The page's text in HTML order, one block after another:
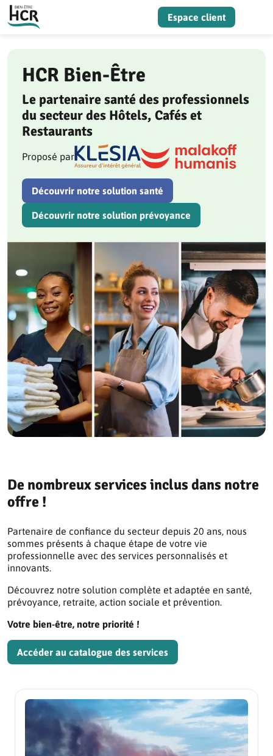
Aller au contenu
Espace client
HCR Bien-Être
Le partenaire santé des professionnels
du secteur des Hôtels, Cafés et
Restaurants
Proposé par
et
Découvrir notre solution santé
Découvrir notre solution prévoyance
De nombreux services inclus dans notre
offre !
Partenaire de confiance du secteur depuis 20 ans, nous
sommes présents à chaque étape de votre vie
professionnelle avec des services personnalisés et
innovants.
Découvrez notre solution complète et adaptée en santé,
prévoyance, retraite, action sociale et prévention.
Votre bien-être, notre priorité !
Accéder au catalogue des services